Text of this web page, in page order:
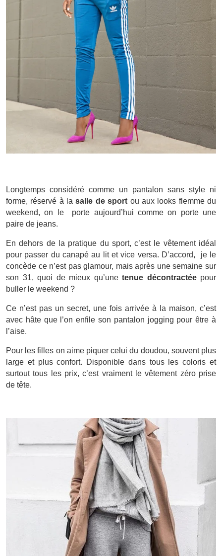
Longtemps considéré comme un pantalon sans style ni
forme, réservé à lasalle de sport ou aux looks flemme du
weekend, on le porte aujourd’hui comme on porte une
paire de jeans.
En dehors de la pratique du sport, c’est le vêtement idéal
pour passer du canapé au lit et vice versa. D’accord, je le
concède ce n’est pas glamour, mais après une semaine sur
son 31, quoi de mieux qu’une tenue décontractéepour
buller le weekend ?
Ce n’est pas un secret, une fois arrivée à la maison, c’est
avec hâte que l’on enfile son pantalon jogging pour être à
l’aise.
Pour les filles on aime piquer celui du doudou, souvent plus
large et plus confort. Disponible dans tous les coloris et
surtout tous les prix, c’est vraiment le vêtement zéro prise
de tête.